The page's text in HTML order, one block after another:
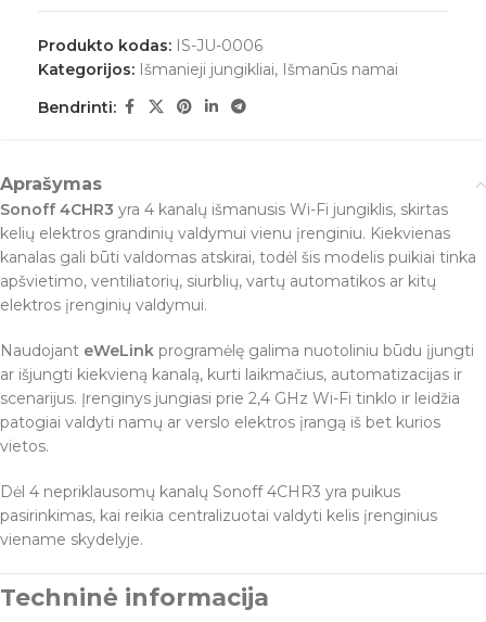
Produkto kodas: IS-JU-0006
Kategorijos: Išmanieji jungikliai, Išmanūs namai
Bendrinti:
Aprašymas
Sonoff 4CHR3 yra 4 kanalų išmanusis Wi-Fi jungiklis, skirtas
kelių elektros grandinių valdymui vienu įrenginiu. Kiekvienas
kanalas gali būti valdomas atskirai, todėl šis modelis puikiai tinka
apšvietimo, ventiliatorių, siurblių, vartų automatikos ar kitų
elektros įrenginių valdymui.
Naudojant eWeLink programėlę galima nuotoliniu būdu įjungti
ar išjungti kiekvieną kanalą, kurti laikmačius, automatizacijas ir
scenarijus. Įrenginys jungiasi prie 2,4 GHz Wi-Fi tinklo ir leidžia
patogiai valdyti namų ar verslo elektros įrangą iš bet kurios
vietos.
Dėl 4 nepriklausomų kanalų Sonoff 4CHR3 yra puikus
pasirinkimas, kai reikia centralizuotai valdyti kelis įrenginius
viename skydelyje.
Techninė informacija